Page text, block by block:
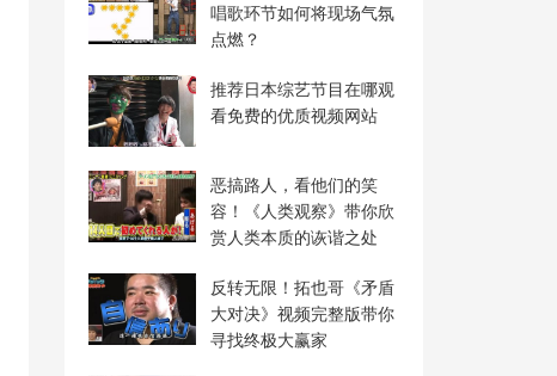
唱歌环节如何将现场气氛
点燃？
推荐日本综艺节目在哪观
看免费的优质视频网站
恶搞路人，看他们的笑
容！《人类观察》带你欣
赏人类本质的诙谐之处
反转无限！拓也哥《矛盾
大对决》视频完整版带你
寻找终极大赢家